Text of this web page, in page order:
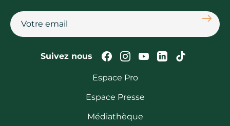
Suivez nous Suivez-nous sur
Suivez-nous sur
Suivez-nous
Suivez-Suivez-
Espace Pro
Espace Presse
Médiathèque